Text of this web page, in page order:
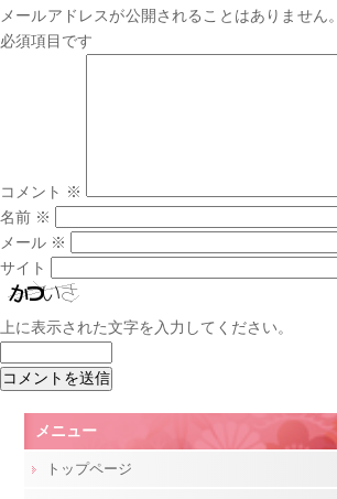
メールアドレスが公開されることはありません。
必須項目です
コメント ※
名前 ※
メール ※
サイト
上に表示された文字を入力してください。
メニュー
トップページ